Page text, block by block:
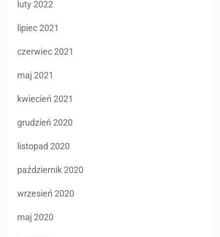
luty 2022
lipiec 2021
czerwiec 2021
maj 2021
kwiecień 2021
grudzień 2020
listopad 2020
październik 2020
wrzesień 2020
maj 2020